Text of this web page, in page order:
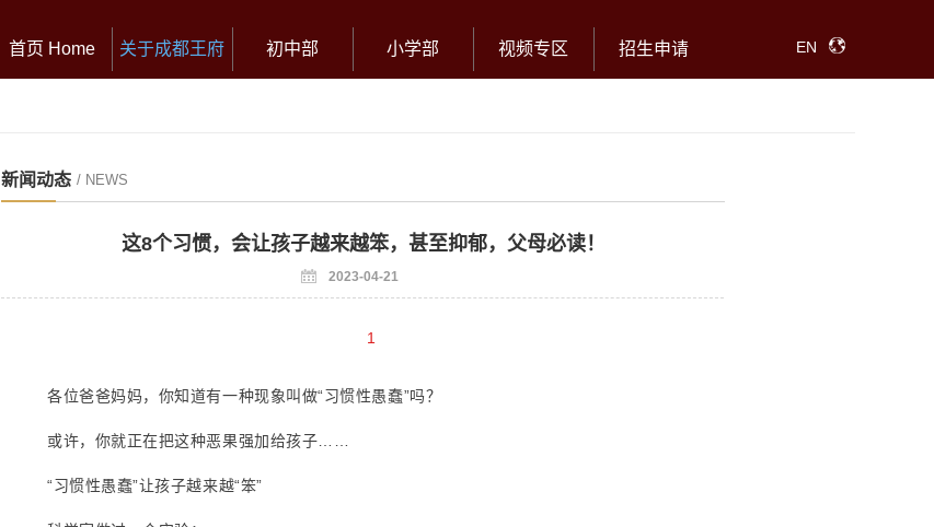
首页 Home 关于成都王府 初中部 小学部 视频专区 招生申请 EN
新闻动态 / NEWS
这8个习惯，会让孩子越来越笨，甚至抑郁，父母必读！
2023-04-21
1
各位爸爸妈妈，你知道有一种现象叫做“习惯性愚蠢”吗？
或许，你就正在把这种恶果强加给孩子……
“习惯性愚蠢”让孩子越来越“笨”